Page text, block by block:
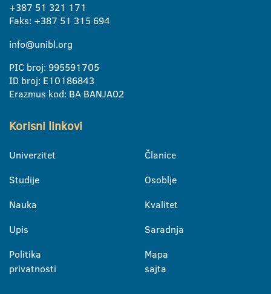
+387 51 321 171
Faks: +387 51 315 694
info@unibl.org
PIC broj: 995591705
ID broj: E10186843
Erazmus kod: BA BANJA02
Korisni linkovi
Univerzitet
Studije
Nauka
Upis
Politika
privatnosti
Članice
Osoblje
Kvalitet
Saradnja
Mapa
sajta